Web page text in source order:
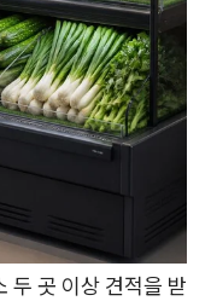
두 곳 이상 견적을 받